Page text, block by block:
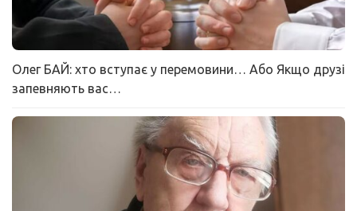
Олег БАЙ: хто вступає у перемовини… Або Якщо друзі
запевняють вас…